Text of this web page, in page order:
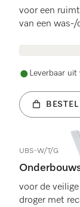
voor een
van een was-/
Leverbaar
UBS-W/T/G
voor de
droger met